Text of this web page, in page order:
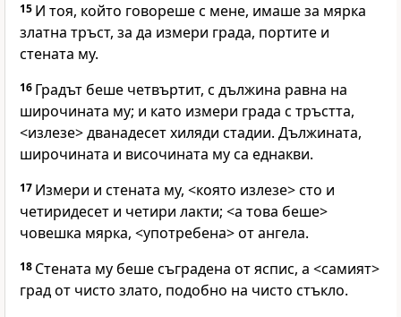
15 И тоя, който говореше с мене, имаше за мярка
златна тръст, за да измери града, портите и
стената му.
16 Градът беше четвъртит, с дължина равна на
широчината му; и като измери града с тръстта,
<излезе> дванадесет хиляди стадии. Дължината,
широчината и височината му са еднакви.
17 Измери и стената му, <която излезе> сто и
четиридесет и четири лакти; <а това беше>
човешка мярка, <употребена> от ангела.
18 Стената му беше съградена от яспис, а <самият>
град от чисто злато, подобно на чисто стъкло.